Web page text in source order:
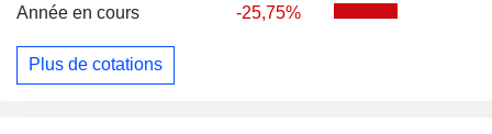
Année en cours
-25,75%
Plus de cotations